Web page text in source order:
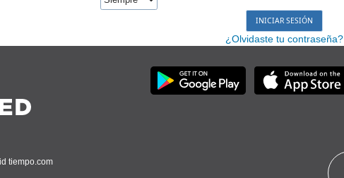
¿Olvidaste tu contraseña?
tiempo.com